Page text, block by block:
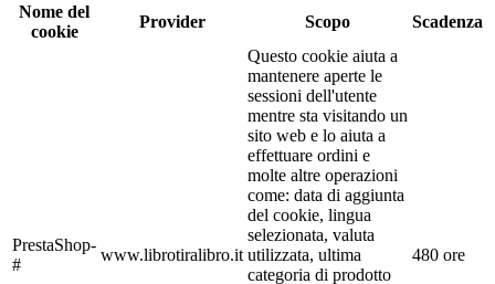
Nome del
cookie
Provider Scopo Scadenza
PrestaShop-
#
www.librotiralibro.it
Questo cookie aiuta a
mantenere aperte le
sessioni dell'utente
mentre sta visitando un
sito web e lo aiuta a
effettuare ordini e
molte altre operazioni
come: data di aggiunta
del cookie, lingua
selezionata, valuta
utilizzata, ultima
categoria di prodotto
480 ore